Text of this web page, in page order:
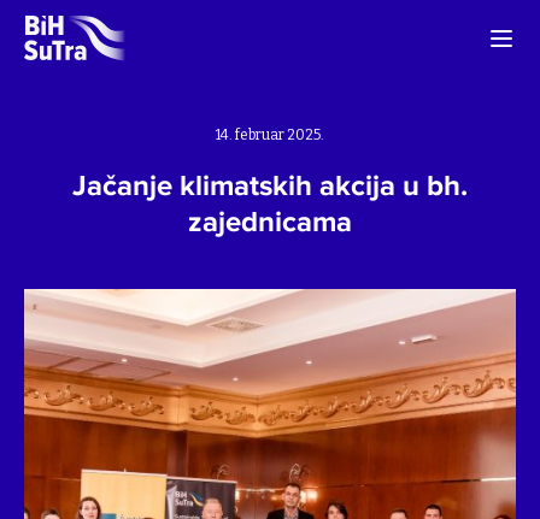
14. februar 2025.
Jačanje klimatskih akcija u bh.
zajednicama